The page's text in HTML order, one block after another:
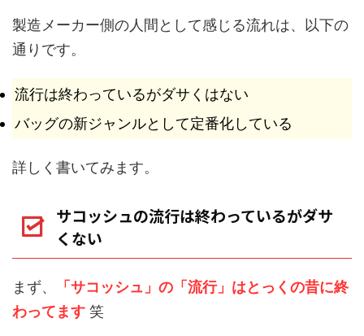
製造メーカー側の人間として感じる流れは、以下の
通りです。
流行は終わっているがダサくはない
バッグの新ジャンルとして定番化している
詳しく書いてみます。
サコッシュの流行は終わっているがダサ
くない
まず、
「サコッシュ」の「流行」はとっくの昔に終
わってます 笑